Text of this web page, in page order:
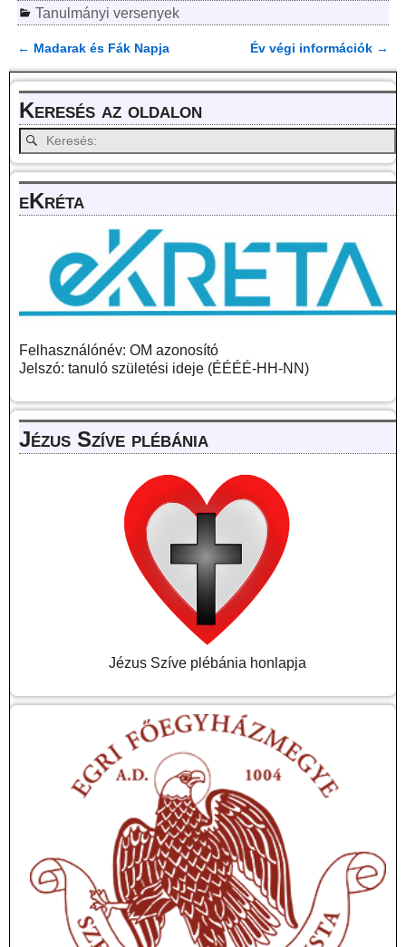
Tanulmányi versenyek
Bejegyzés navigáció
← Madarak és Fák Napja Év végi információk →
Keresés az oldalon
eKréta
Felhasználónév: OM azonosító
Jelszó: tanuló születési ideje (ÉÉÉÉ-HH-NN)
Jézus Szíve plébánia
Jézus Szíve plébánia honlapja